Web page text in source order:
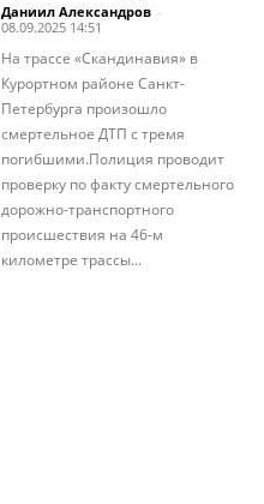
Даниил Александров -
08.09.2025 14:51
На трассе «Скандинавия» в
Курортном районе Санкт-
Петербурга произошло
смертельное ДТП с тремя
погибшими.Полиция проводит
проверку по факту смертельного
дорожно-транспортного
происшествия на 46-м
километре трассы...